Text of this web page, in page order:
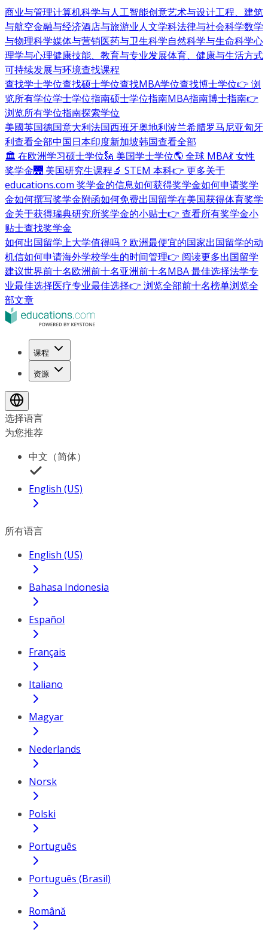
商业与管理计算机科学与人工智能创意艺术与设计工程、建筑
与航空金融与经济酒店与旅游业人文学科法律与社会科学数学
与物理科学媒体与营销医药与卫生科学自然科学与生命科学心
理学与心理健康技能、教育与专业发展体育、健康与生活方式
可持续发展与环境查找课程
查找学士学位查找硕士学位查找MBA学位查找博士学位👉 浏
览所有学位学士学位指南硕士学位指南MBA指南博士指南👉
浏览所有学位指南探索学位
美國英国德国意大利法国西班牙奥地利波兰希腊罗马尼亚匈牙
利查看全部中国日本印度新加坡韩国查看全部
🏛 在欧洲学习硕士学位🗽 美国学士学位🌎 全球 MBA💃 女性
奖学金🌉 美国研究生课程🔬 STEM 本科👉 更多关于
educations.com 奖学金的信息如何获得奖学金如何申请奖学
金如何撰写奖学金附函如何免费出国留学在美国获得体育奖学
金关于获得瑞典研究所奖学金的小贴士👉 查看所有奖学金小
贴士查找奖学金
如何出国留学上大学值得吗？ 欧洲最便宜的国家出国留学的动
机信如何申请海外学校学生的时间管理👉 阅读更多出国留学
建议世界前十名欧洲前十名亚洲前十名MBA 最佳选择法学专
业最佳选择医疗专业最佳选择👉 浏览全部前十名榜单浏览全
部文章
课程
资源
选择语言
为您推荐
中文（简体）
English (US)
所有语言
English (US)
Bahasa Indonesia
Español
Français
Italiano
Magyar
Nederlands
Norsk
Polski
Português
Português (Brasil)
Română